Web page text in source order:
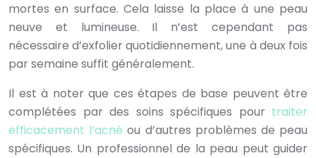
mortes en surface. Cela laisse la place à une peau
neuve et lumineuse. Il n’est cependant pas
nécessaire d’exfolier quotidiennement, une à deux fois
par semaine suffit généralement.
Il est à noter que ces étapes de base peuvent être
complétées par des soins spécifiques pour traiter
efficacement l’acné ou d’autres problèmes de peau
spécifiques. Un professionnel de la peau peut guider